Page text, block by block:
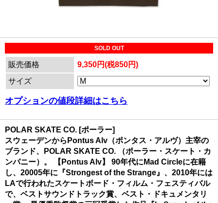
SOLD OUT
販売価格
9,350円(税850円)
サイズ
オプションの値段詳細はこちら
POLAR SKATE CO. [ポーラー]
スウェーデンからPontus Alv（ポンタス・アルヴ）主宰の
ブランド、POLAR SKATE CO. （ポーラー・スケート・カ
ンパニー）。 【Pontus Alv】 90年代にMad Circleに在籍
し、20005年に『Strongest of the Strange』、2010年には
LAで行われたスケートボード・フィルム・フェスティバル
で、ベストサウンドトラック賞、ベスト・ドキュメンタリ